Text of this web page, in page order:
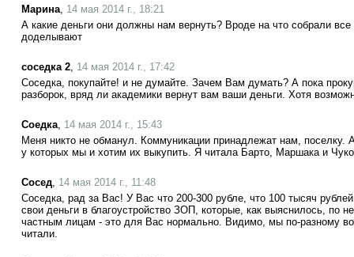
Марина, 14 мая 2014 г., 18:21
А какие деньги они должны нам вернуть? Вроде на что собрали
доделывают
соседка 2, 14 мая 2014 г., 17:42
Соседка, покупайте! и не думайте. Зачем Вам думать? А пока
разборок, вряд ли академики вернут вам ваши деньги. Хотя
Соедка, 14 мая 2014 г., 15:43
Меня никто не обманул. Коммуникации принадлежат нам, поселку.
у которых мы и хотим их выкупить. Я читала Барто, Маршака и
Сосед, 14 мая 2014 г., 11:48
Соседка, рад за Вас! У Вас что 200-300 рубле, что 100 тысяч
свои деньги в благоустройство ЗОП, которые, как выяснилось, по
частным лицам - это для Вас нормально. Видимо, мы по-разному
читали.